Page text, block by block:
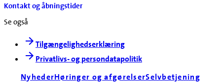
Kontakt og åbningstider
Se også
Tilgængelighedserklæring
Privatlivs- og persondatapolitik
NyhederHøringer og afgørelserSelvbetjening